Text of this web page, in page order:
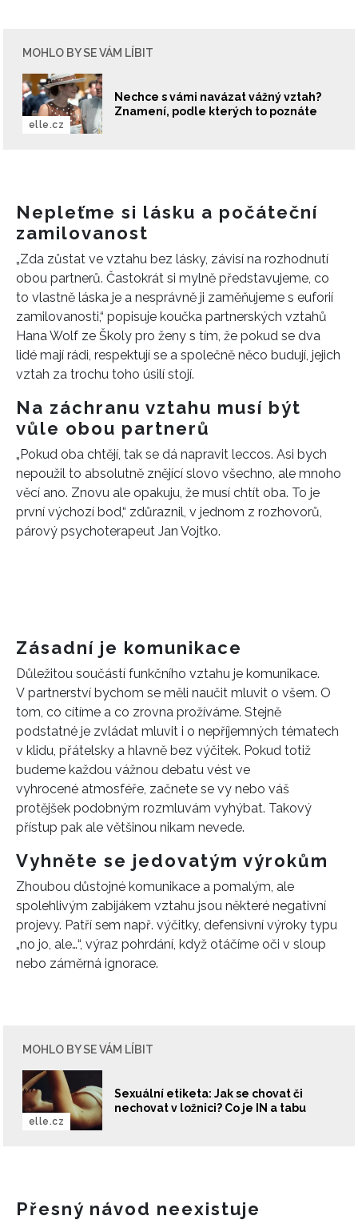
MOHLO BY SE VÁM LÍBIT
Nechce s vámi navázat vážný vztah?
Znamení, podle kterých to poznáte
elle.cz
Nepleťme si lásku a počáteční
zamilovanost
„Zda zůstat ve vztahu bez lásky, závisí na rozhodnutí
obou partnerů. Častokrát si mylně představujeme, co
to vlastně láska je a nesprávně ji zaměňujeme s euforií
zamilovanosti,“ popisuje koučka partnerských vztahů
Hana Wolf ze Školy pro ženy s tím, že pokud se dva
lidé mají rádi, respektují se a společně něco budují, jejich
vztah za trochu toho úsilí stojí.
Na záchranu vztahu musí být
vůle obou partnerů
„Pokud oba chtějí, tak se dá napravit leccos. Asi bych
nepoužil to absolutně znějící slovo všechno, ale mnoho
věcí ano. Znovu ale opakuju, že musí chtít oba. To je
první výchozí bod,“ zdůraznil, v jednom z rozhovorů,
párový psychoterapeut Jan Vojtko.
Zásadní je komunikace
Důležitou součástí funkčního vztahu je komunikace.
V partnerství bychom se měli naučit mluvit o všem. O
tom, co cítíme a co zrovna prožíváme. Stejně
podstatné je zvládat mluvit i o nepříjemných tématech
v klidu, přátelsky a hlavně bez výčitek. Pokud totiž
budeme každou vážnou debatu vést ve
vyhrocené atmosféře, začnete se vy nebo váš
protějšek podobným rozmluvám vyhýbat. Takový
přístup pak ale většinou nikam nevede.
Vyhněte se jedovatým výrokům
Zhoubou důstojné komunikace a pomalým, ale
spolehlivým zabijákem vztahu jsou některé negativní
projevy. Patří sem např. výčitky, defensivní výroky typu
„no jo, ale…“, výraz pohrdání, když otáčíme oči v sloup
nebo záměrná ignorace.
MOHLO BY SE VÁM LÍBIT
Sexuální etiketa: Jak se chovat či
nechovat v ložnici? Co je IN a tabu
elle.cz
Přesný návod neexistuje